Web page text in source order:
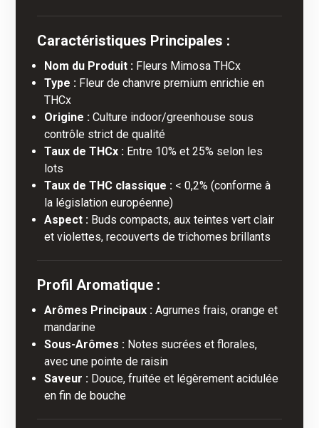
Caractéristiques Principales :
Nom du Produit : Fleurs Mimosa THCx
Type : Fleur de chanvre premium enrichie en
THCx
Origine : Culture indoor/greenhouse sous
contrôle strict de qualité
Taux de THCx : Entre 10% et 25% selon les
lots
Taux de THC classique : < 0,2% (conforme à
la législation européenne)
Aspect : Buds compacts, aux teintes vert clair
et violettes, recouverts de trichomes brillants
Profil Aromatique :
Arômes Principaux : Agrumes frais, orange et
mandarine
Sous-Arômes : Notes sucrées et florales,
avec une pointe de raisin
Saveur : Douce, fruitée et légèrement acidulée
en fin de bouche